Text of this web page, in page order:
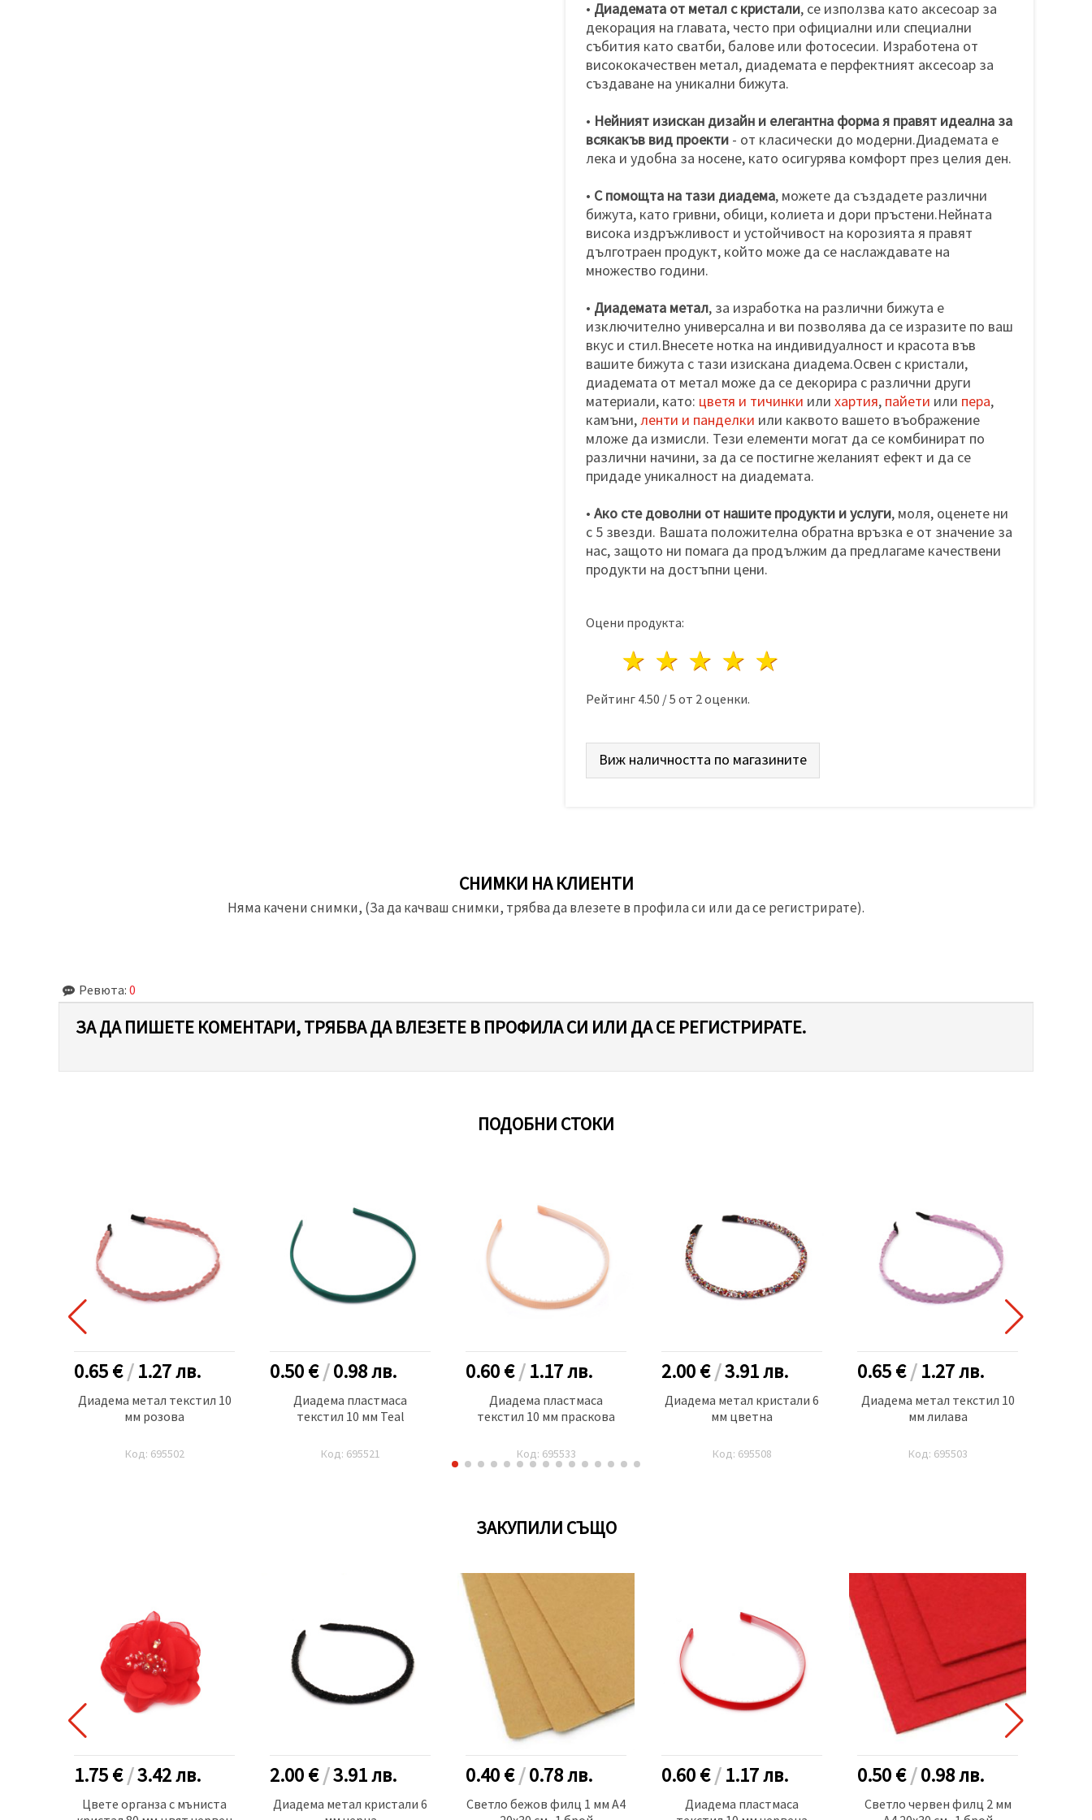
• Диадемата от метал с кристали, се използва като аксесоар за
декорация на главата, често при официални или специални
събития като сватби, балове или фотосесии. Изработена от
висококачествен метал, диадемата е перфектният аксесоар за
създаване на уникални бижута.
• Нейният изискан дизайн и елегантна форма я правят идеална за
всякакъв вид проекти - от класически до модерни.Диадемата е
лека и удобна за носене, като осигурява комфорт през целия ден.
• С помощта на тази диадема, можете да създадете различни
бижута, като гривни, обици, колиета и дори пръстени.Нейната
висока издръжливост и устойчивост на корозията я правят
дълготраен продукт, който може да се наслаждавате на
множество години.
• Диадемата метал, за изработка на различни бижута е
изключително универсална и ви позволява да се изразите по ваш
вкус и стил.Внесете нотка на индивидуалност и красота във
вашите бижута с тази изискана диадема.Освен с кристали,
диадемата от метал може да се декорира с различни други
материали, като: цветя и тичинки или хартия, пайети или пера,
камъни, ленти и панделки или каквото вашето въображение
мложе да измисли. Тези елементи могат да се комбинират по
различни начини, за да се постигне желаният ефект и да се
придаде уникалност на диадемата.
• Ако сте доволни от нашите продукти и услуги, моля, оценете ни
с 5 звезди. Вашата положителна обратна връзка е от значение за
нас, защото ни помага да продължим да предлагаме качествени
продукти на достъпни цени.
Оцени продукта:
4 звезди
3 звезди
2 звезди
1 звезда
Рейтинг 4.50 /5 от 2 оценки.
Виж наличността по магазините
СНИМКИ НА КЛИЕНТИ
Няма качени снимки, (За да качваш снимки, трябва да влезете в профила си или да се регистрирате).
Ревюта: 0
ЗА ДА ПИШЕТЕ КОМЕНТАРИ, ТРЯБВА ДА ВЛЕЗЕТЕ В ПРОФИЛА СИ ИЛИ ДА СЕ РЕГИСТРИРАТЕ.
ПОДОБНИ СТОКИ
0.65 €/1.27лв.
Диадема метал текстил 10
мм розова
Код: 695502
0.50 €/0.98лв.
Диадема пластмаса
текстил 10 мм Teal
Код: 695521
0.60 €/1.17лв.
Диадема пластмаса
текстил 10 мм праскова
Код: 695533
2.00 €/3.91лв.
Диадема метал кристали 6
мм цветна
Код: 695508
0.65 €/1.27лв.
Диадема метал текстил 10
мм лилава
Код: 695503
ЗАКУПИЛИ СЪЩО
1.75 €/3.42лв.
Цвете органза с мъниста
2.00 €/3.91лв.
Диадема метал кристали 6
0.40 €/0.78лв.
Светло бежов филц 1 мм A4
0.60 €/1.17лв.
Диадема пластмаса
0.50 €/0.98лв.
Светло червен филц 2 мм